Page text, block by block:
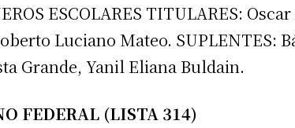
ESCOLARES TITULARES:
Luciano Mateo. SUPLENTES:
Grande, Yanil Eliana Buldain.
FEDERAL (LISTA 314)